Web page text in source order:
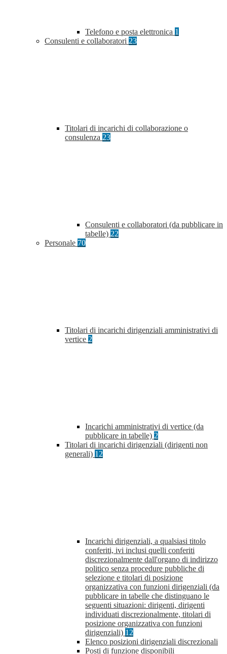
Telefono e posta elettronica 1
Consulenti e collaboratori 23
Titolari di incarichi di collaborazione o
consulenza 23
Consulenti e collaboratori (da pubblicare in
tabelle) 22
Personale 70
Titolari di incarichi dirigenziali amministrativi di
vertice 2
Incarichi amministrativi di vertice (da
pubblicare in tabelle) 2
Titolari di incarichi dirigenziali (dirigenti non
generali) 12
Incarichi dirigenziali, a qualsiasi titolo
conferiti, ivi inclusi quelli conferiti
discrezionalmente dall'organo di indirizzo
politico senza procedure pubbliche di
selezione e titolari di posizione
organizzativa con funzioni dirigenziali (da
pubblicare in tabelle che distinguano le
seguenti situazioni: dirigenti, dirigenti
individuati discrezionalmente, titolari di
posizione organizzativa con funzioni
dirigenziali) 12
Elenco posizioni dirigenziali discrezionali
Posti di funzione disponibili